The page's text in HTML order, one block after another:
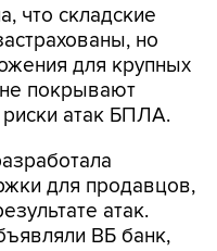
что складские
но
для крупных
покрывают
риски атак БПЛА.
для продавцов,
атак.
ВБ банк,